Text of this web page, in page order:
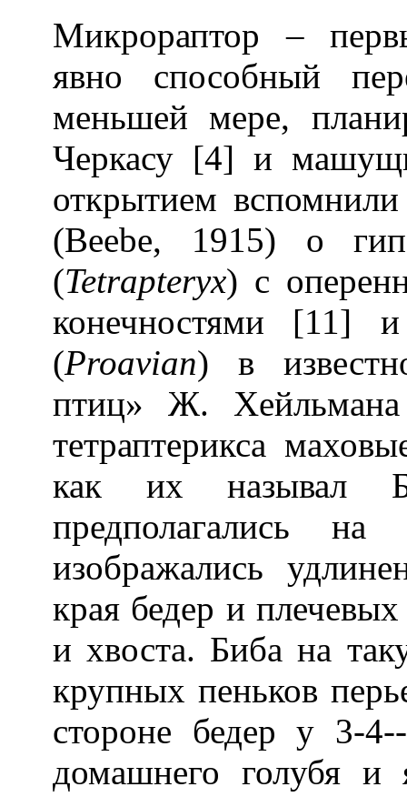
Микрораптор –
явно способный
меньшей мере,
Черкасу [4] и
открытием
(Beebe, 1915) о
(Tetrapteryx) с
конечностями [11] и
(Proavian) в
птиц» Ж.
тетраптерикса
как их называл
предполагались
изображались
края бедер и
и хвоста. Биба на
крупных пеньков
стороне бедер у 3-
домашнего голубя